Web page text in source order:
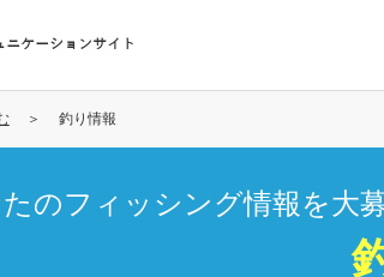
ニケーションサイト
釣り情報
のフィッシング情報を大